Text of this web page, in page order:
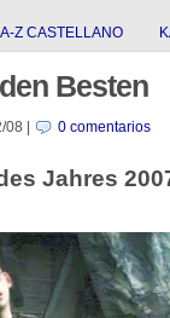
A-Z CASTELLANO
Besten
08 0 comentarios
Jahres